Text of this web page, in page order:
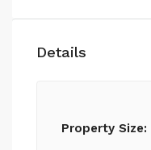
Details
Property Size: